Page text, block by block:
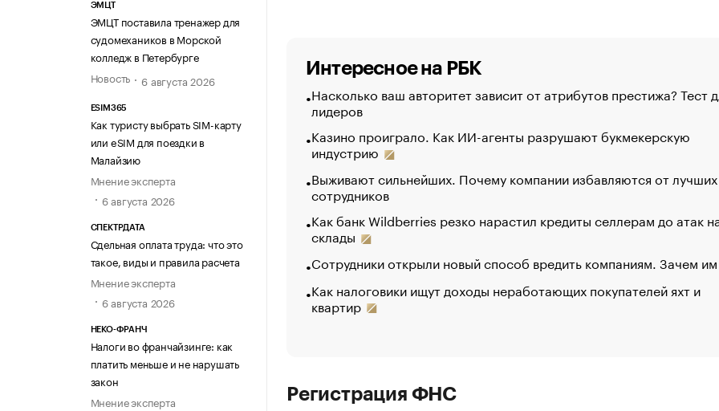
ЭМЦТ
ЭМЦТ поставила тренажер для
судомехаников в Морской
колледж в Петербурге
Новость
6 августа 2026
ESIM365
Как туристу выбрать SIM-карту
или eSIM для поездки в
Малайзию
Мнение эксперта
6 августа 2026
СПЕКТРДАТА
Сдельная оплата труда: что это
такое, виды и правила расчета
Мнение эксперта
6 августа 2026
НЕКО-ФРАНЧ
Налоги во франчайзинге: как
платить меньше и не нарушать
закон
Мнение эксперта
Интересное на РБК
Насколько ваш авторитет зависит от атрибутов престижа? Тест
лидеров
Казино проиграло. Как ИИ-агенты разрушают букмекерскую
индустрию
Выживают сильнейших. Почему компании избавляются от лучших
сотрудников
Как банк Wildberries резко нарастил кредиты селлерам до атак
склады
Сотрудники открыли новый способ вредить компаниям. Зачем
Как налоговики ищут доходы неработающих покупателей яхт и
квартир
Регистрация ФНС